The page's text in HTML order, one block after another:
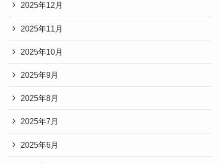
2025年12月
2025年11月
2025年10月
2025年9月
2025年8月
2025年7月
2025年6月